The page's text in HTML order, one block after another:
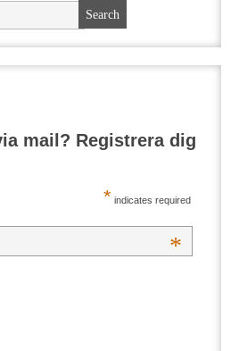
mail? Registrera dig
* indicates required
*